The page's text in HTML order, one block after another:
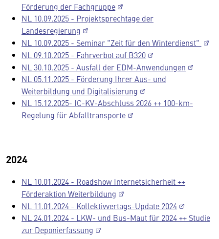
Förderung der Fachgruppe
NL 10.09.2025 - Projektsprechtage der
Landesregierung
NL 10.09.2025 - Seminar "Zeit für den Winterdienst"
NL 09.10.2025 - Fahrverbot auf B320
NL 30.10.2025 - Ausfall der EDM-Anwendungen
NL 05.11.2025 - Förderung Ihrer Aus- und
Weiterbildung und Digitalisierung
NL 15.12.2025- IC-KV-Abschluss 2026 ++ 100-km-
Regelung für Abfalltransporte
2024
NL 10.01.2024 - Roadshow Internetsicherheit ++
Förderaktion Weiterbildung
NL 11.01.2024 - Kollektivvertags-Update 2024
NL 24.01.2024 - LKW- und Bus-Maut für 2024 ++ Studie
zur Deponierfassung